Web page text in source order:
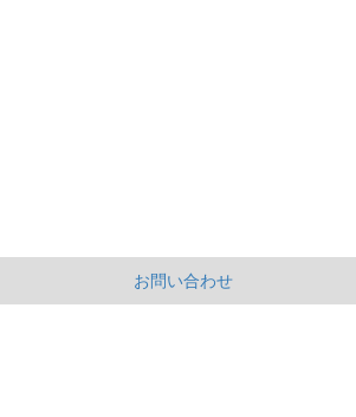
お問い合わせ